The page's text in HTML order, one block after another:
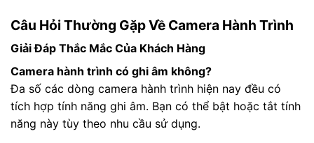
Câu Hỏi Thường Gặp Về Camera Hành Trình
Giải Đáp Thắc Mắc Của Khách Hàng
Camera hành trình có ghi âm không?
Đa số các dòng camera hành trình hiện nay đều có
tích hợp tính năng ghi âm. Bạn có thể bật hoặc tắt tính
năng này tùy theo nhu cầu sử dụng.